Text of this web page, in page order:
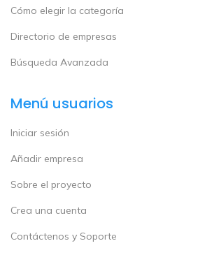
Cómo elegir la categoría
Directorio de empresas
Búsqueda Avanzada
Menú usuarios
Iniciar sesión
Añadir empresa
Sobre el proyecto
Crea una cuenta
Contáctenos y Soporte